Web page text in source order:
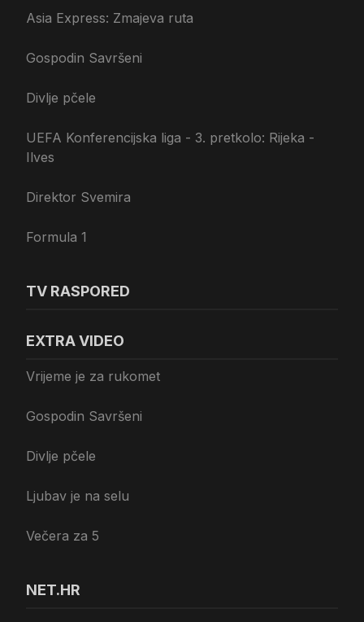
Asia Express: Zmajeva ruta
Gospodin Savršeni
Divlje pčele
UEFA Konferencijska liga - 3. pretkolo: Rijeka -
Ilves
Direktor Svemira
Formula 1
TV RASPORED
EXTRA VIDEO
Vrijeme je za rukomet
Gospodin Savršeni
Divlje pčele
Ljubav je na selu
Večera za 5
NET.HR